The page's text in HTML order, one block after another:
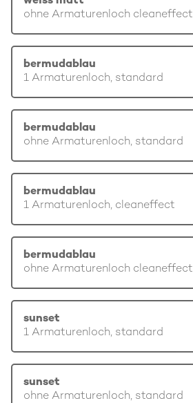
ohne Armaturenloch cleaneffect
bermudablau
1 Armaturenloch, standard
bermudablau
ohne Armaturenloch, standard
bermudablau
1 Armaturenloch, cleaneffect
bermudablau
ohne Armaturenloch cleaneffect
sunset
1 Armaturenloch, standard
sunset
ohne Armaturenloch, standard